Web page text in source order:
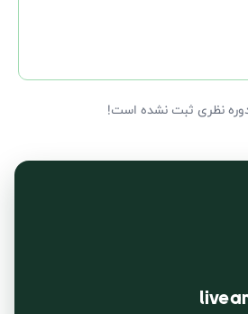
نظری ثبت نشده است!